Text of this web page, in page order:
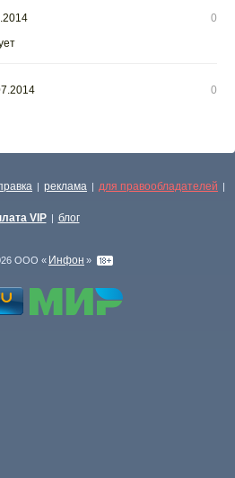
0
0
| реклама | для правообладателей |
VIP | блог
ООО « Инфон »